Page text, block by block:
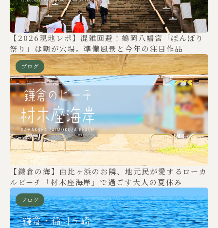
【2026現地レポ】混雑回避！鶴岡八幡宮「ぼんぼり
祭り」は朝が穴場。準備風景と今年の注目作品
ブログ
【鎌倉の海】由比ヶ浜のお隣、地元民が愛するローカ
ルビーチ「材木座海岸」で過ごす大人の夏休み
ブログ